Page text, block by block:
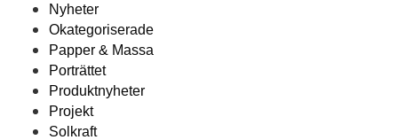
Nyheter
Okategoriserade
Papper & Massa
Porträttet
Produktnyheter
Projekt
Solkraft